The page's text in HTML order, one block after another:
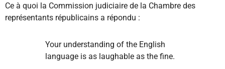
Ce à quoi la Commission judiciaire de la Chambre des
représentants républicains a répondu :
Your understanding of the English
language is as laughable as the fine.